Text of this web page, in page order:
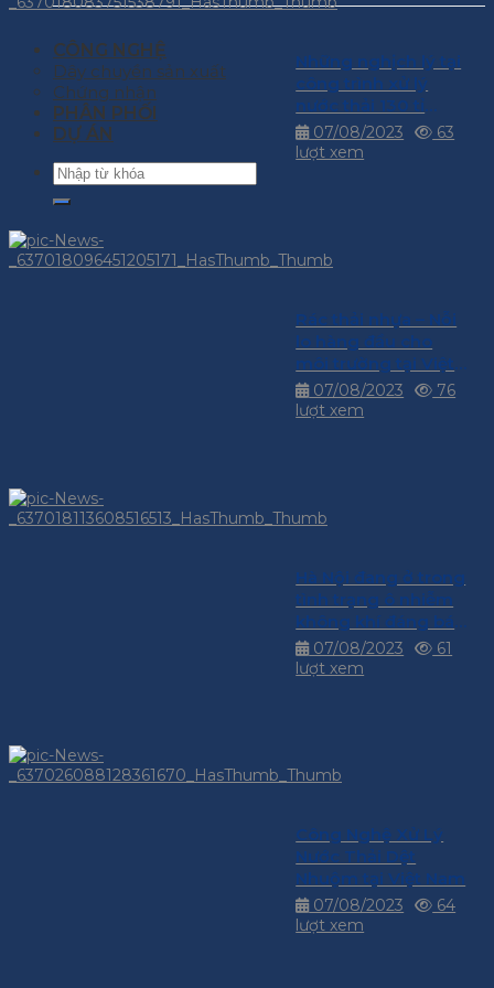
CÔNG NGHỆ
Dây chuyền sản xuất
Chứng nhận
PHÂN PHỐI
DỰ ÁN
Những nghịch lý tại
công trình xử lý
nước thải 130 tỉ
đồng
07/08/2023
63
lượt xem
Rác thải nhựa – Nỗi
lo hàng đầu cho
môi trường tại Việt
Nam
07/08/2023
76
lượt xem
Hà Nội đang ở trong
tình trạng ô nhiễm
không khí đáng báo
động
07/08/2023
61
lượt xem
Công Nghệ Xử Lý
Nước Thải Dệt
Nhuộm tại Việt Nam
07/08/2023
64
lượt xem